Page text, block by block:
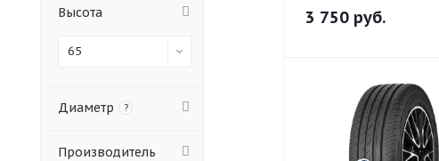
3 750 руб.
Высота
65
Диаметр ?
Производитель